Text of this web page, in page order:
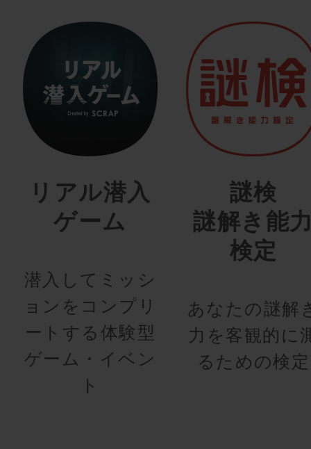
リアル潜入
ゲーム
潜入してミッシ
ョンをコンプリ
ートする体験型
ゲーム・イベン
ト
謎検
謎解き能
検定
あなたの謎解
力を客観的に
るための検定